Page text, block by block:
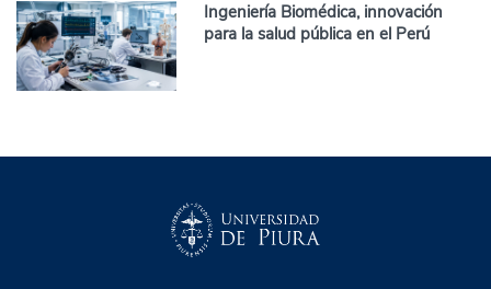
Ingeniería Biomédica, innovación
para la salud pública en el Perú